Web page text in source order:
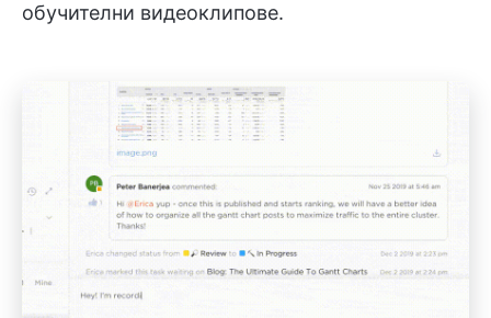
обучителни видеоклипове.